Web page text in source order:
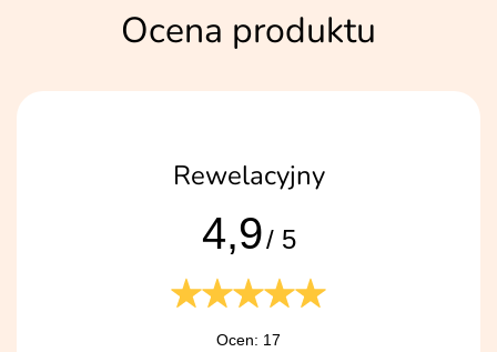
Ocena produktu
Rewelacyjny
4,9/ 5
Ocen: 17